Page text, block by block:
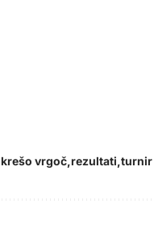
krešo vrgoč rezultati turnir